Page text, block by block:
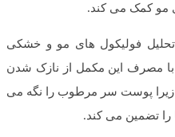
مو کمک می کند.
تحلیل فولیکول های مو و خشکی
مصرف این مکمل از نازک شدن
زیرا پوست سر مرطوب را نگه می
را تضمین می کند.